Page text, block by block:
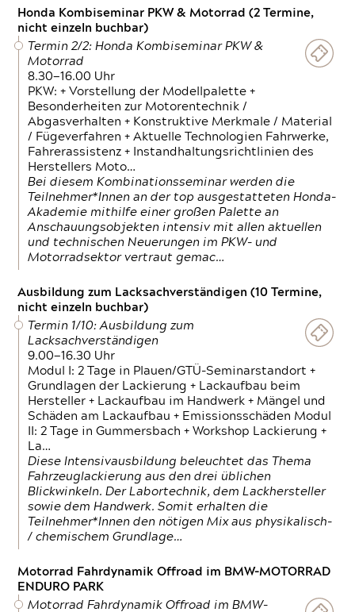
Honda Kombiseminar PKW & Motorrad (2 Termine,
nicht einzeln buchbar)
Termin 2/2: Honda Kombiseminar PKW &
Motorrad
8.30—16.00 Uhr
PKW: + Vorstellung der Modellpalette +
Besonderheiten zur Motorentechnik /
Abgasverhalten + Konstruktive Merkmale / Material
/ Fügeverfahren + Aktuelle Technologien Fahrwerke,
Fahrerassistenz + Instandhaltungsrichtlinien des
Herstellers Moto…
Bei diesem Kombinationsseminar werden die
Teilnehmer*Innen an der top ausgestatteten Honda-
Akademie mithilfe einer großen Palette an
Anschauungsobjekten intensiv mit allen aktuellen
und technischen Neuerungen im PKW- und
Motorradsektor vertraut gemac…
Ausbildung zum Lacksachverständigen (10 Termine,
nicht einzeln buchbar)
Termin 1/10: Ausbildung zum
Lacksachverständigen
9.00—16.30 Uhr
Modul I: 2 Tage in Plauen/GTÜ-Seminarstandort +
Grundlagen der Lackierung + Lackaufbau beim
Hersteller + Lackaufbau im Handwerk + Mängel und
Schäden am Lackaufbau + Emissionsschäden Modul
II: 2 Tage in Gummersbach + Workshop Lackierung +
La…
Diese Intensivausbildung beleuchtet das Thema
Fahrzeuglackierung aus den drei üblichen
Blickwinkeln. Der Labortechnik, dem Lackhersteller
sowie dem Handwerk. Somit erhalten die
Teilnehmer*Innen den nötigen Mix aus physikalisch-
/ chemischem Grundlage…
Motorrad Fahrdynamik Offroad im BMW-MOTORRAD
ENDURO PARK
Motorrad Fahrdynamik Offroad im BMW-